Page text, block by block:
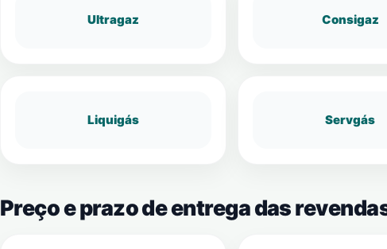
Ultragaz Consigaz
Liquigás Servgás
Preço e prazo de entrega das